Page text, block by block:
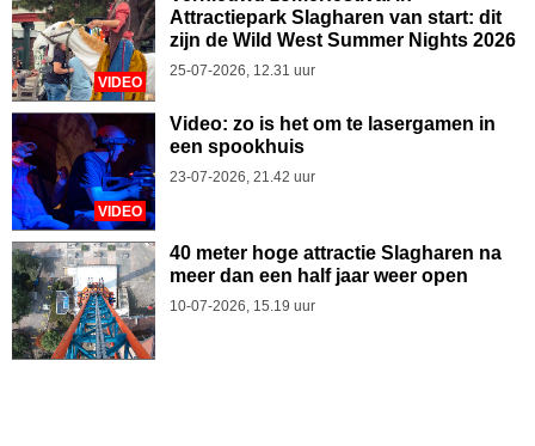
VIDEO
Attractiepark Slagharen van start: dit
zijn de Wild West Summer Nights 2026
25-07-2026, 12.31 uur
VIDEO
Video: zo is het om te lasergamen in
een spookhuis
23-07-2026, 21.42 uur
40 meter hoge attractie Slagharen na
meer dan een half jaar weer open
10-07-2026, 15.19 uur